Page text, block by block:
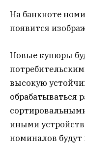
На банкноте
появится
Новые купюры
высокую
обрабатываться
иными
номиналов